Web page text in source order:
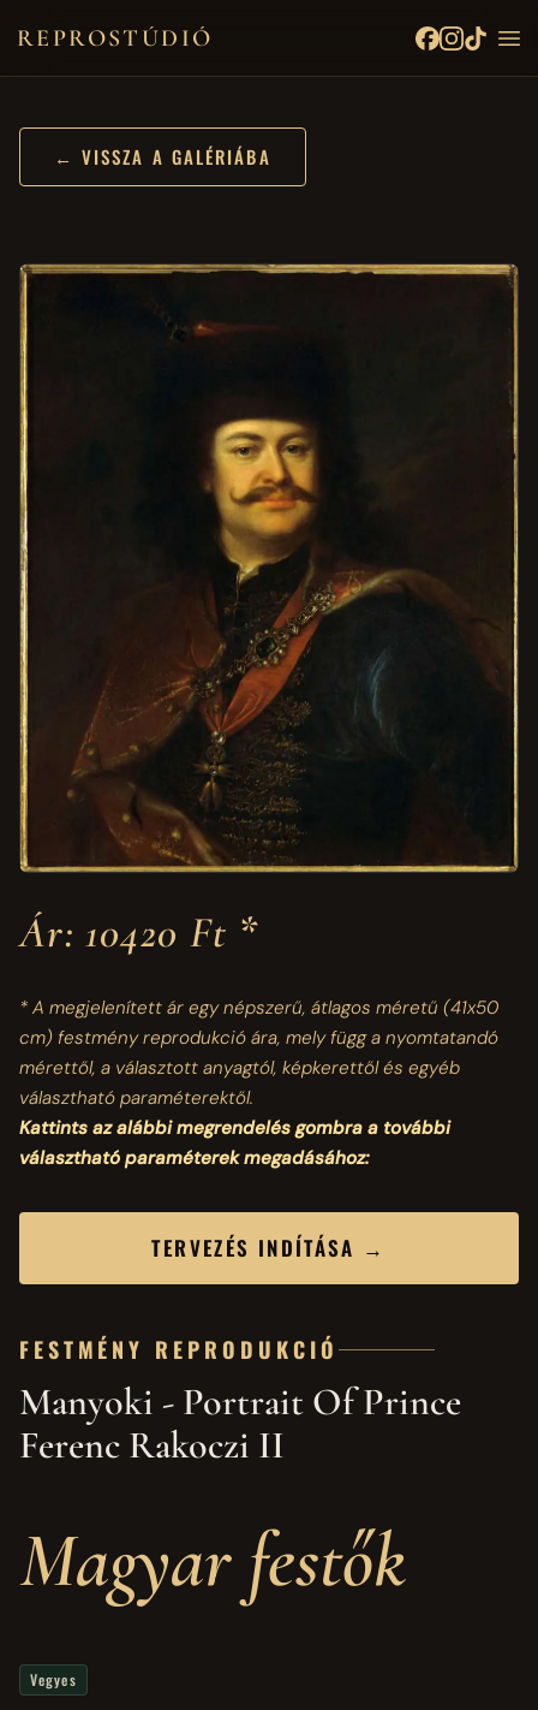
REPROSTÚDIÓ
← VISSZA A GALÉRIÁBA
Ár: 10420 Ft *
* A megjelenített ár egy népszerű, átlagos méretű (41x50
cm)festmény reprodukció ára, mely függ a nyomtatandó
mérettől, a választott anyagtól, képkerettől és egyéb
választható paraméterektől.
Kattints az alábbi megrendelés gombra a további
választható paraméterek megadásához:
TERVEZÉS INDÍTÁSA →
FESTMÉNY REPRODUKCIÓ
Manyoki - Portrait Of Prince
Ferenc Rakoczi II
Magyar festők
Vegyes